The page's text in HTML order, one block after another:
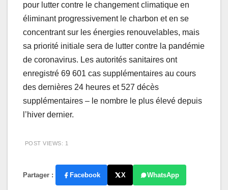
pour lutter contre le changement climatique en
éliminant progressivement le charbon et en se
concentrant sur les énergies renouvelables, mais
sa priorité initiale sera de lutter contre la pandémie
de coronavirus. Les autorités sanitaires ont
enregistré 69 601 cas supplémentaires au cours
des dernières 24 heures et 527 décès
supplémentaires – le nombre le plus élevé depuis
l’hiver dernier.
POST VIEWS: 1
Partager : Facebook X WhatsApp